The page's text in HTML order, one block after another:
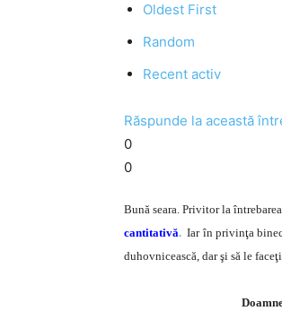
Oldest First
Random
Recent activ
Răspunde la această
0
0
Bună seara. Privitor la
cantitativă. Iar în privinţa
duhovnicească, dar şi să le